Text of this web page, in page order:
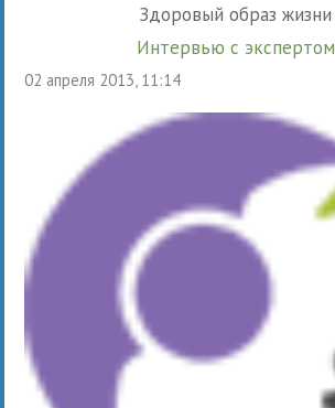
Здоровый образ жизни
Интервью с экспертом
02 апреля 2013, 11:14